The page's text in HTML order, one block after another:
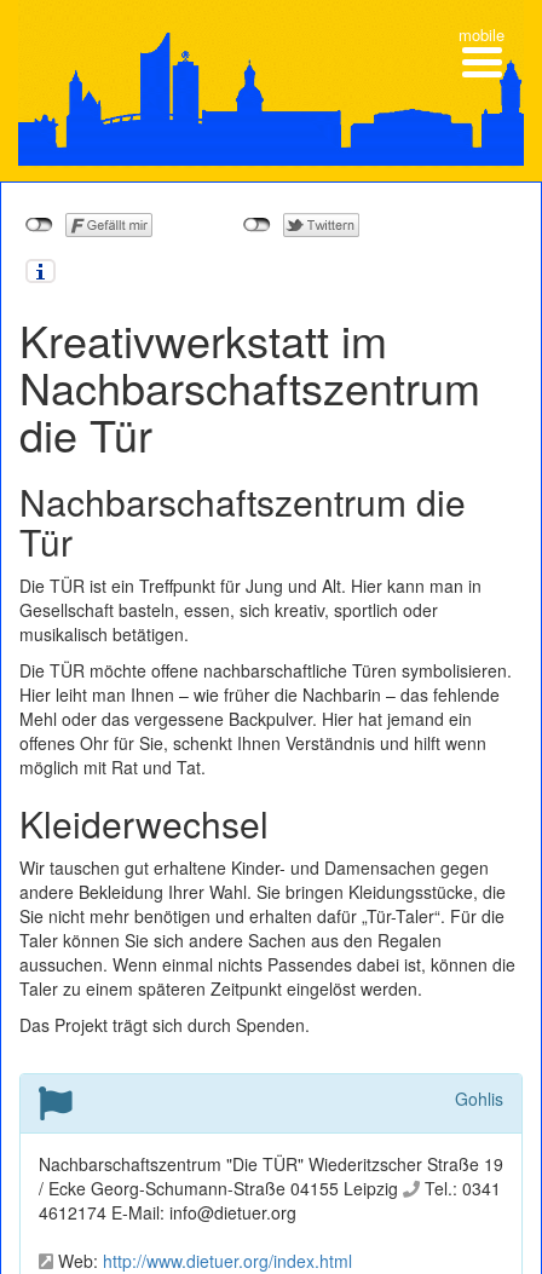
Kreativwerkstatt im
Nachbarschaftszentrum
die Tür
Nachbarschaftszentrum die
Tür
Die TÜR ist ein Treffpunkt für Jung und Alt. Hier kann man in
Gesellschaft basteln, essen, sich kreativ, sportlich oder
musikalisch betätigen.
Die TÜR möchte offene nachbarschaftliche Türen symbolisieren.
Hier leiht man Ihnen – wie früher die Nachbarin – das fehlende
Mehl oder das vergessene Backpulver. Hier hat jemand ein
offenes Ohr für Sie, schenkt Ihnen Verständnis und hilft wenn
möglich mit Rat und Tat.
Kleiderwechsel
Wir tauschen gut erhaltene Kinder- und Damensachen gegen
andere Bekleidung Ihrer Wahl. Sie bringen Kleidungsstücke, die
Sie nicht mehr benötigen und erhalten dafür „Tür-Taler“. Für die
Taler können Sie sich andere Sachen aus den Regalen
aussuchen. Wenn einmal nichts Passendes dabei ist, können die
Taler zu einem späteren Zeitpunkt eingelöst werden.
Das Projekt trägt sich durch Spenden.
Gohlis
Nachbarschaftszentrum "Die TÜR" Wiederitzscher Straße 19
/ Ecke Georg-Schumann-Straße 04155 Leipzig
Tel.: 0341
4612174 E-Mail: info@dietuer.org
Web: http://www.dietuer.org/index.html
mobile